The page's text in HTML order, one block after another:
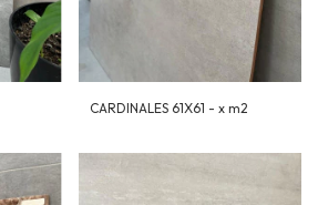
CARDINALES 61X61 - x m2